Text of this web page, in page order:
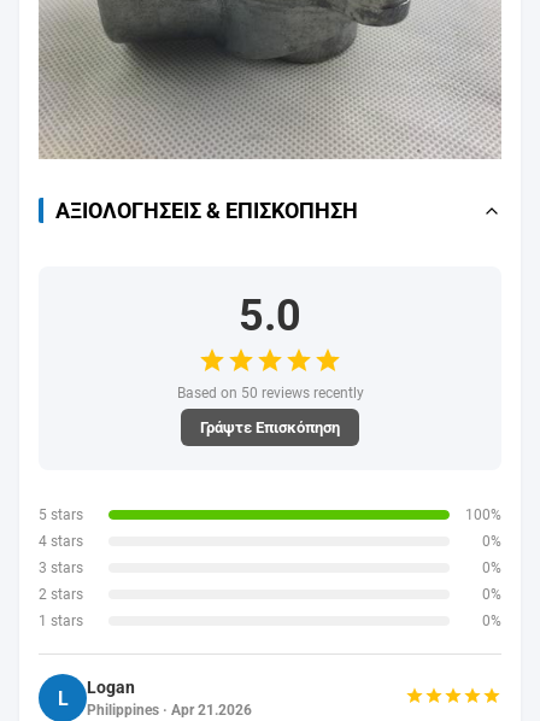
ΑΞΙΟΛΟΓΉΣΕΙΣ & ΕΠΙΣΚΌΠΗΣΗ
5.0
Based on 50 reviews recently
Γράψτε Επισκόπηση
5 stars
100%
4 stars
0%
3 stars
0%
2 stars
0%
1 stars
0%
L Logan
Philippines · Apr 21.2026